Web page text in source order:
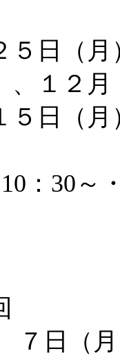
５日（
月）
５日（
）
30～・
７日（